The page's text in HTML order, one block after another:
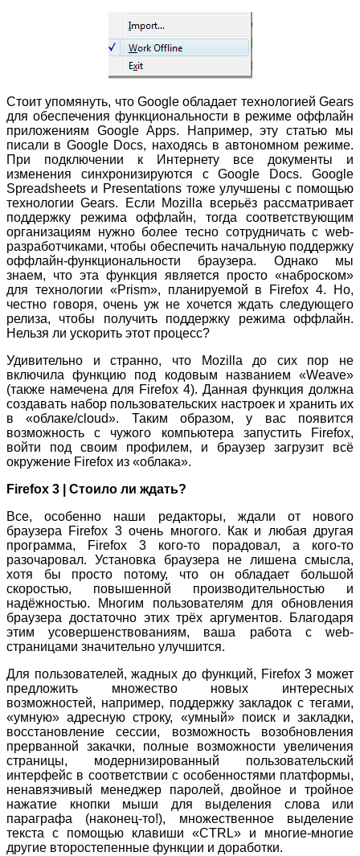
Стоит упомянуть, что Google обладает технологией Gears
для обеспечения функциональности в режиме оффлайн
приложениям Google Apps. Например, эту статью мы
писали в Google Docs, находясь в автономном режиме.
При подключении к Интернету все документы и
изменения синхронизируются с Google Docs. Google
Spreadsheets и Presentations тоже улучшены с помощью
технологии Gears. Если Mozilla всерьёз рассматривает
поддержку режима оффлайн, тогда соответствующим
организациям нужно более тесно сотрудничать с web-
разработчиками, чтобы обеспечить начальную поддержку
оффлайн-функциональности браузера. Однако мы
знаем, что эта функция является просто «наброском»
для технологии «Prism», планируемой в Firefox 4. Но,
честно говоря, очень уж не хочется ждать следующего
релиза, чтобы получить поддержку режима оффлайн.
Нельзя ли ускорить этот процесс?
Удивительно и странно, что Mozilla до сих пор не
включила функцию под кодовым названием «Weave»
(также намечена для Firefox 4). Данная функция должна
создавать набор пользовательских настроек и хранить их
в «облаке/cloud». Таким образом, у вас появится
возможность с чужого компьютера запустить Firefox,
войти под своим профилем, и браузер загрузит всё
окружение Firefox из «облака».
Firefox 3 | Стоило ли ждать?
Все, особенно наши редакторы, ждали от нового
браузера Firefox 3 очень многого. Как и любая другая
программа, Firefox 3 кого-то порадовал, а кого-то
разочаровал. Установка браузера не лишена смысла,
хотя бы просто потому, что он обладает большой
скоростью, повышенной производительностью и
надёжностью. Многим пользователям для обновления
браузера достаточно этих трёх аргументов. Благодаря
этим усовершенствованиям, ваша работа с web-
страницами значительно улучшится.
Для пользователей, жадных до функций, Firefox 3 может
предложить множество новых интересных
возможностей, например, поддержку закладок с тегами,
«умную» адресную строку, «умный» поиск и закладки,
восстановление сессии, возможность возобновления
прерванной закачки, полные возможности увеличения
страницы, модернизированный пользовательский
интерфейс в соответствии с особенностями платформы,
ненавязчивый менеджер паролей, двойное и тройное
нажатие кнопки мыши для выделения слова или
параграфа (наконец-то!), множественное выделение
текста с помощью клавиши «CTRL» и многие-многие
другие второстепенные функции и доработки.